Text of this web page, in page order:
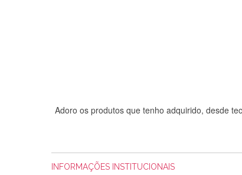
Adoro os produtos que tenho adquirido, desde
INFORMAÇÕES INSTITUCIONAIS